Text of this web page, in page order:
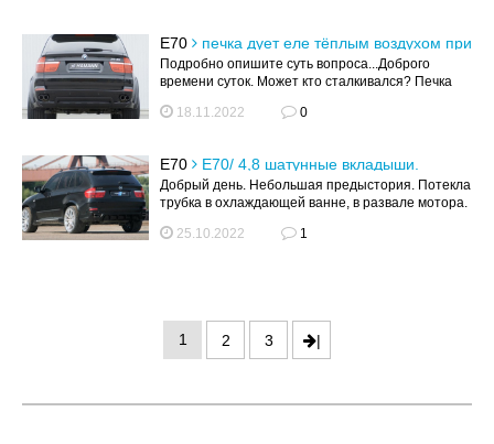
E70
печка дует еле тёплым воздухом при
движении. . При стоянке греет нормально.
Подробно опишите суть вопроса...Доброго
времени суток. Может кто сталкивался? Печка
18.11.2022
0
E70
Е70/ 4,8 шатунные вкладыши.
Вопрос мотористам.
Добрый день. Небольшая предыстория. Потекла
трубка в охлаждающей ванне, в развале мотора.
25.10.2022
1
1 2 3 |